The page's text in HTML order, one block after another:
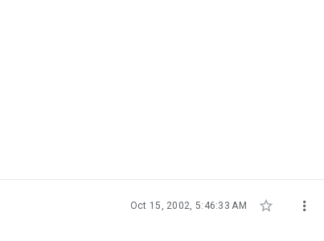
Oct 15, 2002, 5:46:33 AM  